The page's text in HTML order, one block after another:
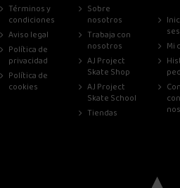
Términos y
condiciones
Aviso legal
Política de
privacidad
Política de
cookies
Sobre
nosotros
Trabaja con
nosotros
AJ Project
Skate Shop
AJ Project
Skate School
Tiendas
Mi
con